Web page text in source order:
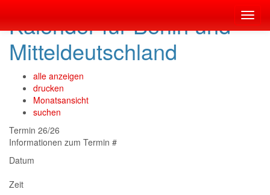
Kalender für Berlin und
Mitteldeutschland
alle anzeigen
drucken
Monatsansicht
suchen
Termin 26/26
Informationen zum Termin #
Datum
Zeit